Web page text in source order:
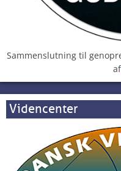
Sammenslutning til
af
Videncenter